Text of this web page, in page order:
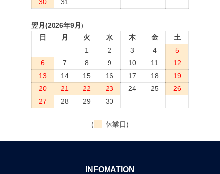
30
31
翌月(2026年9月)
日
月 火 水 木 金
土
1
2 3 4
5
6
7 8 9 10 11
12
13
14 15 16 17 18
19
20
21 22 23 24 25
26
27
28 29 30
( 休業日)
INFOMATION